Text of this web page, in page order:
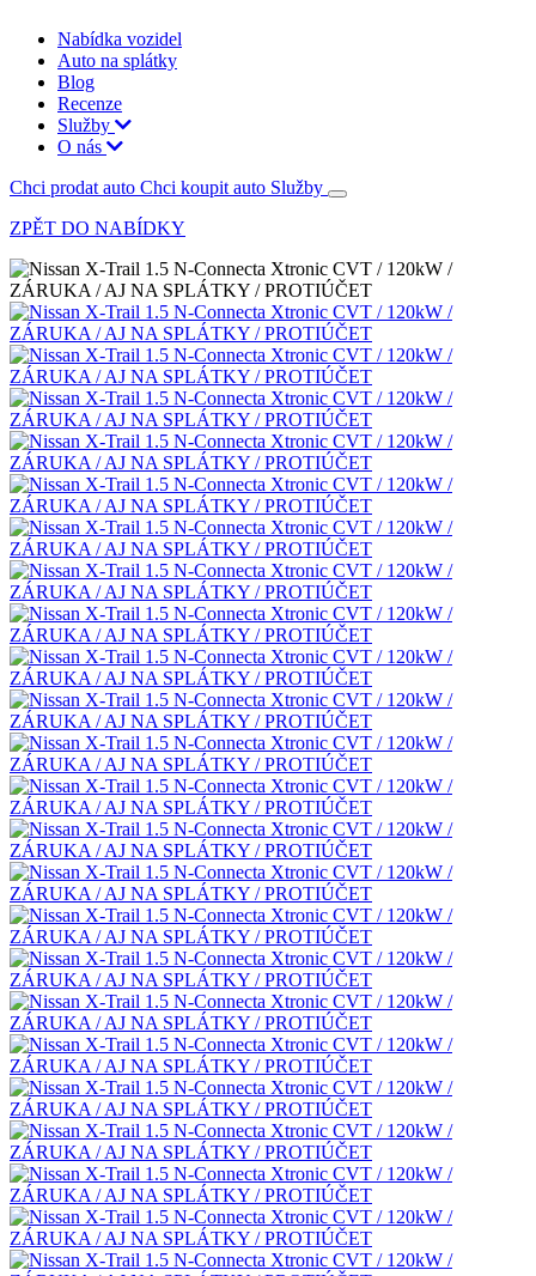
Nabídka vozidel
Auto na splátky
Blog
Recenze
Služby
O nás
Chci prodat auto Chci koupit auto Služby
ZPĚT DO NABÍDKY